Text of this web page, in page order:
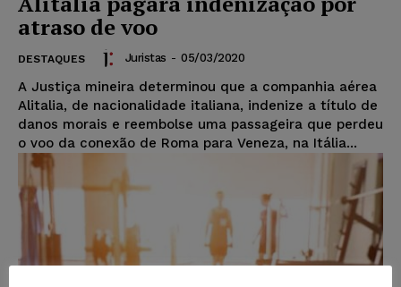
atraso de voo
DESTAQUES Juristas - 05/03/2020
A Justiça mineira determinou que a companhia aérea
Alitalia, de nacionalidade italiana, indenize a título de
danos morais e reembolse uma passageira que perdeu
o voo da conexão de Roma para Veneza, na Itália...